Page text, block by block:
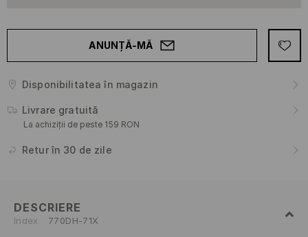
ANUNȚĂ-MĂ
Disponibilitatea în magazin
Livrare gratuită
La achiziții de peste 159 RON
Retur în 30 de zile
DESCRIERE
Index 770DH-71X